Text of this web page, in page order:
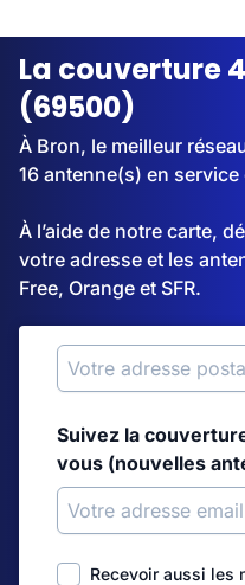
Streaming
La couverture
(69500)
À Bron, le meilleur
16 antenne(s) en service
À l’aide de notre carte,
votre adresse et les
Free, Orange et SFR.
Suivez la
vous (nouvelles
Recevoir aussi les